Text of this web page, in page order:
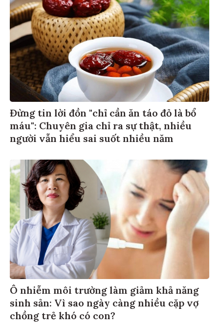
Đừng tin lời đồn "chỉ cần ăn táo đỏ là bổ
máu": Chuyên gia chỉ ra sự thật, nhiều
người vẫn hiểu sai suốt nhiều năm
Ô nhiễm môi trường làm giảm khả năng
sinh sản: Vì sao ngày càng nhiều cặp vợ
chồng trẻ khó có con?